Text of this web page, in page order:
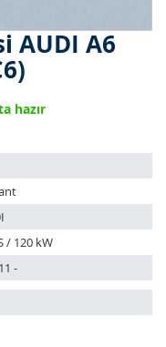
AUDI A6
hazır
/ 120 kW
-